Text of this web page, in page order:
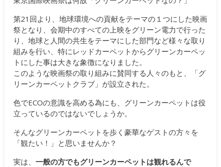
第21回より、地球環境への貢献をテーマの１つにした映画
祭となり、会期中のすべての上映をグリーン電力で行った
り、地球と人間の共生をテーマにした部門など様々な取り
組みを行い、特にレッドカーペットからグリーンカーペッ
トにした事は大きな象徴になりました。
このような映画祭の取り組みに賛同する人々のもと、「グ
リーンカーペットクラブ」が設立された。
色でECOの意識を高める為にも、グリーンカーペットは役
立っているのではないでしょうか。
そんなグリーンカーペットを歩く豪華なゲストの方々を
「観たい！」と思いませんか？
実は、一般の方でもグリーンカーペットは観れるんで